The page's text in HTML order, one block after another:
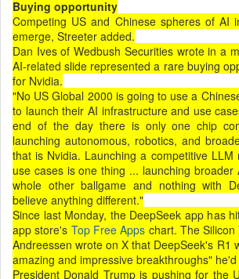
Buying opportunity
Competing US and Chinese spheres of AI
emerge, Streeter added.
Dan Ives of Wedbush Securities wrote in a
AI-related slide represented a rare buying
for Nvidia.
"No US Global 2000 is going to use a
to launch their AI infrastructure and use
end of the day there is only one chip
launching autonomous, robotics, and
that is Nvidia. Launching a competitive LLM
use cases is one thing ... launching broader
whole other ballgame and nothing with
believe anything different."
Since last Monday, the DeepSeek app has
app store's Top Free Apps chart. The
Andreessen wrote on X that DeepSeek's R1
amazing and impressive breakthroughs"
President Donald Trump is pushing for the